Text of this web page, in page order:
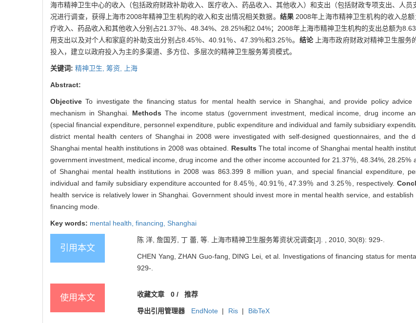
海市精神卫生中心的收入（包括政府财政补助收入、医疗收入、药品收入、其他收入）和支出（包括财政专项支出、人
况进行调查，获得上海市2008年精神卫生机构的收入和支出情况相关数据。 结果2008年上海市精神卫生机构的收入总
疗收入、药品收入和其他收入分别占21.37％、48.34%、28.25%和2.04%；2008年上海市精神卫生机构的支出总额为
用支出以及对个人和家庭的补助支出分别占8.45％、40.91％、47.39％和3.25％。 结论
上海市政府财政对精神卫生服
投入，建立以政府投入为主的多渠道、多方位、多层次的精神卫生服务筹资模式。
关键词: 精神卫生, 筹资, 上海
Abstract:
ObjectiveTo investigate the financing status for mental health service in Shanghai, and provide policy
mechanism in Shanghai. Methods The income status (government investment, medical income, drug income
(special financial expenditure, personnel expenditure, public expenditure and individual and family subsidiary
district mental health centers of Shanghai in 2008 were investigated with self-designed questionnaires, and the
Shanghai mental health institutions in 2008 was obtained. ResultsThe total income of Shanghai mental health
government investment, medical income, drug income and the other income accounted for 21.37％, 48.34%, 28.25%
of Shanghai mental health institutions in 2008 was 863.399 8 million yuan, and special financial expenditure,
individual and family subsidiary expenditure accounted for 8.45％, 40.91％, 47.39％ and 3.25％, respectively.
health service is relatively lower in Shanghai. Government should invest more in mental health service, and
financing mode.
Key words: mental health, financing, Shanghai
引用本文
陈 洋, 詹国芳, 丁 蕾, 等. 上海市精神卫生服务筹资状况调查[J]. , 2010, 30(8): 929-.
CHEN Yang, ZHAN Guo-fang, DING Lei, et al. Investigations of financing status for
929-.
使用本文 收藏文章 0/ 推荐
导出引用管理器 EndNote | Ris | BibTeX